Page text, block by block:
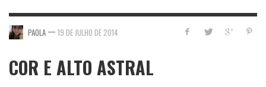
PAOLA — 19 DE JULHO DE 2014
COR E ALTO ASTRAL